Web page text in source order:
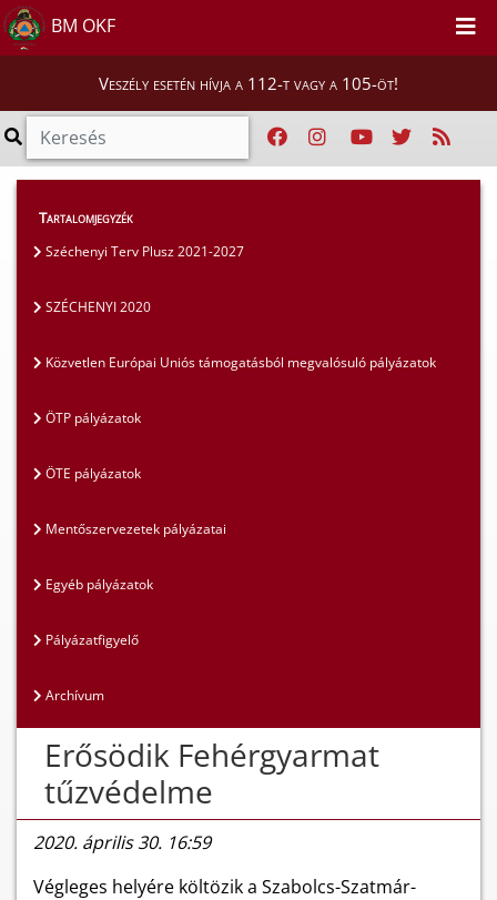
BM OKF
Veszély esetén hívja a 112-t vagy a 105-öt!
Szakmai tájékoztatók
SZÉCHENYI 2020
Tartalomjegyzék
Széchenyi Terv Plusz 2021-2027
SZÉCHENYI 2020
Közvetlen Európai Uniós támogatásból megvalósuló pályázatok
ÖTP pályázatok
ÖTE pályázatok
Mentőszervezetek pályázatai
Egyéb pályázatok
Pályázatfigyelő
Archívum
Erősödik Fehérgyarmat
tűzvédelme
2020. április 30. 16:59
Végleges helyére költözik a Szabolcs-Szatmár-